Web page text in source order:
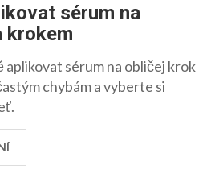
sérum na
krokem
aplikovat sérum na obličej krok
chybám a vyberte si